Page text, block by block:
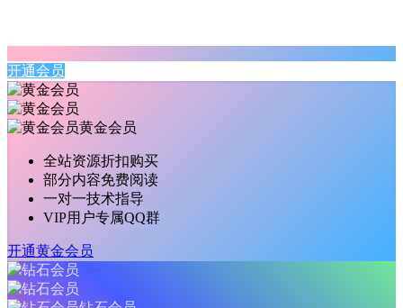
开通会员
黄金会员
全站资源折扣购买
部分内容免费阅读
一对一技术指导
VIP用户专属QQ群
开通黄金会员